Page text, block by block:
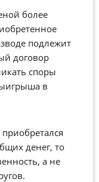
более
подлежит
договор
споры
в
денег, то
а не